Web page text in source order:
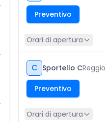
Preventivo
Orari di apertura
C Sportello C
Preventivo
Orari di apertura